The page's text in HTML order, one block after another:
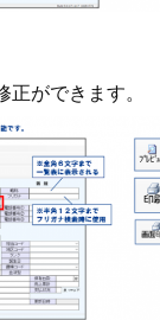
ができます。